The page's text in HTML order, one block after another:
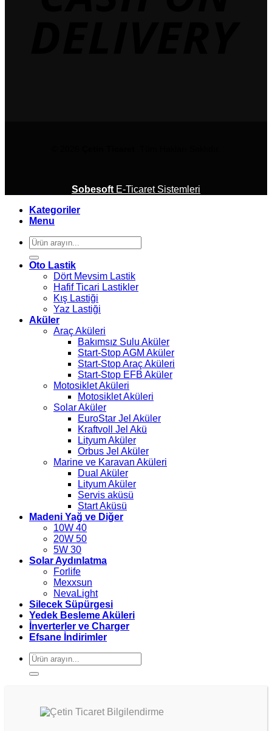
Sobesoft E-Ticaret Sistemleri
Kategoriler
Menu
Ara:
Oto Lastik
Dört Mevsim Lastik
Hafif Ticari Lastikler
Kış Lastiği
Yaz Lastiği
Aküler
Araç Aküleri
Bakımsız Sulu Aküler
Start-Stop AGM Aküler
Start-Stop Araç Aküleri
Start-Stop EFB Aküler
Motosiklet Aküleri
Motosiklet Aküleri
Solar Aküler
EuroStar Jel Aküler
Kraftvoll Jel Akü
Lityum Aküler
Orbus Jel Aküler
Marine ve Karavan Aküleri
Dual Aküler
Lityum Aküler
Servis aküsü
Start Aküsü
Madeni Yağ ve Diğer
10W 40
20W 50
5W 30
Solar Aydınlatma
Forlife
Mexxsun
NevaLight
Silecek Süpürgesi
Yedek Besleme Aküleri
İnverterler ve Charger
Efsane İndirimler
Ara: